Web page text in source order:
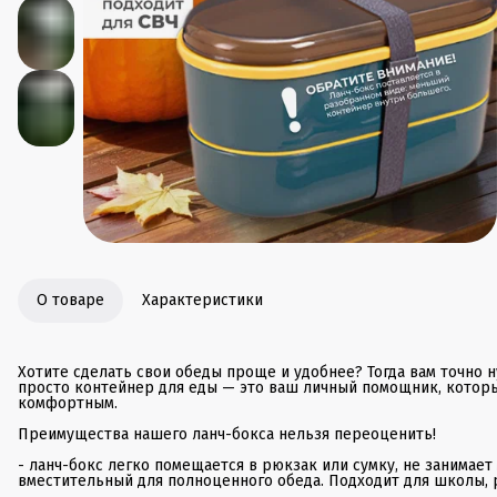
О товаре Характеристики
Хотите сделать свои обеды проще и удобнее? Тогда вам точно
просто контейнер для еды — это ваш личный помощник,
комфортным.
Преимущества нашего ланч-бокса нельзя переоценить!
- ланч-бокс легко помещается в рюкзак или сумку, не занимает
вместительный для полноценного обеда. Подходит для школы,